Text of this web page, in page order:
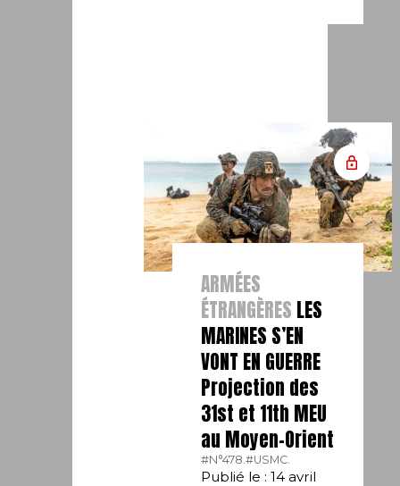
ARMÉES
ÉTRANGÈRES LES
MARINES S’EN
VONT EN GUERRE
Projection des
31st et 11th MEU
au Moyen-Orient
#N°478.#USMC.
Publié le : 14 avril